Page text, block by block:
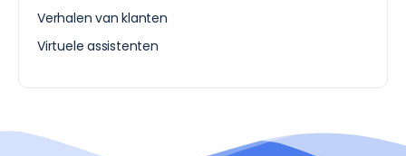
Verhalen van klanten
Virtuele assistenten